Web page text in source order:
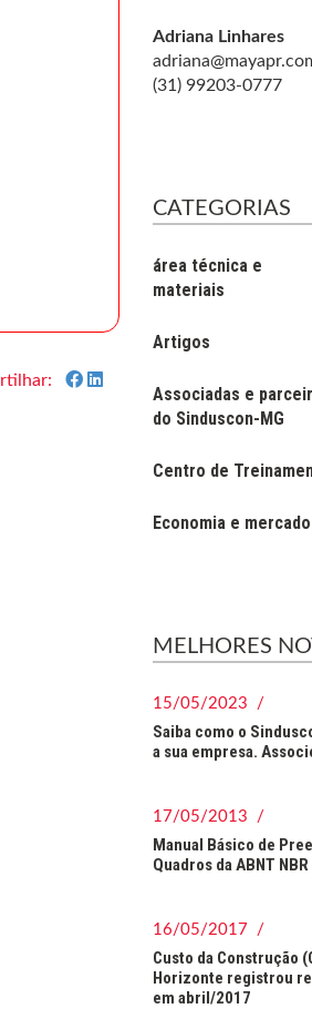
Adriana Linhares
(31) 99203-0777
CATEGORIAS
área técnica e
materiais
Artigos
Associadas e
do Sinduscon-MG
Centro de
Economia e mercado
MELHORES
15/05/2023 /
Saiba como o
a sua empresa.
17/05/2013 /
Manual Básico de
Quadros da ABNT
16/05/2017 /
Custo da Construção
Horizonte registrou
em abril/2017